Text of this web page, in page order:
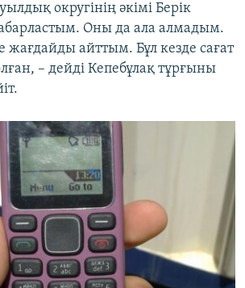
округінің әкімі Берік
Оны да ала алмадым.
жағдайды айттым. Бұл кезде сағат
– дейді Кепебұлақ тұрғыны